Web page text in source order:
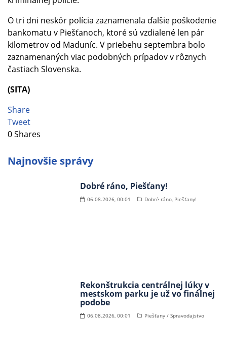
O tri dni neskôr polícia zaznamenala ďalšie poškodenie
bankomatu v Piešťanoch, ktoré sú vzdialené len pár
kilometrov od Maduníc. V priebehu septembra bolo
zaznamenaných viac podobných prípadov v rôznych
častiach Slovenska.
(SITA)
Share
Tweet
0Shares
Najnovšie správy
Dobré ráno, Piešťany!
06.08.2026, 00:01 Dobré ráno, Piešťany!
Rekonštrukcia centrálnej lúky v
mestskom parku je už vo finálnej
podobe
06.08.2026, 00:01 Piešťany / Spravodajstvo